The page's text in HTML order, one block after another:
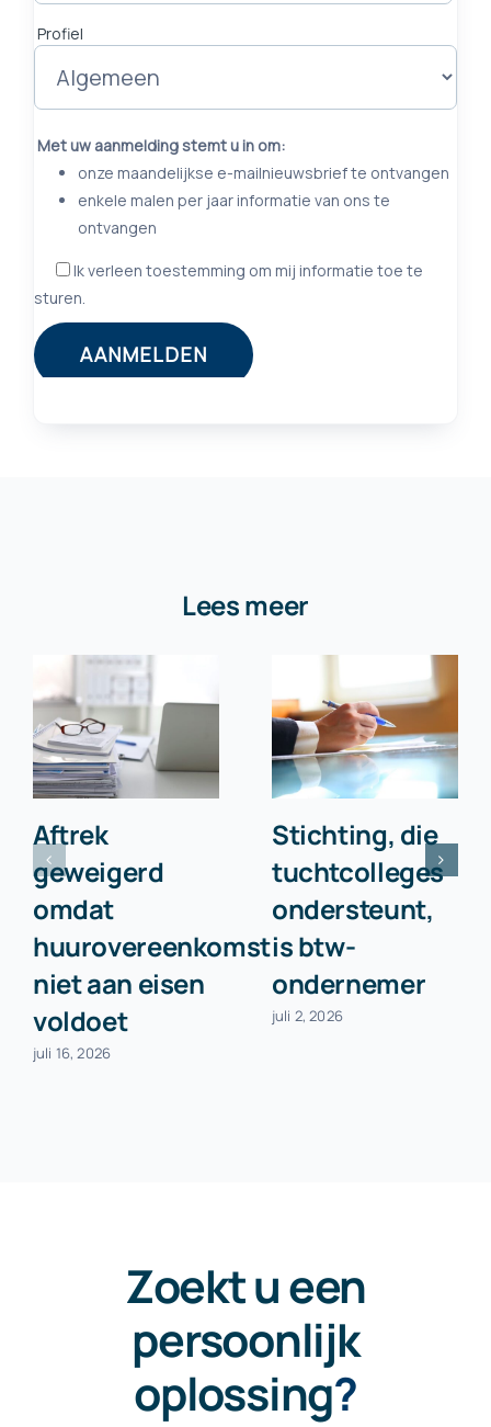
Lees meer
Aftrek
geweigerd
omdat
huurovereenkomst
niet aan eisen
voldoet
juli 16, 2026
Stichting, die
tuchtcolleges
ondersteunt,
is btw-
ondernemer
juli 2, 2026
Zoekt u een
persoonlijk
oplossing?